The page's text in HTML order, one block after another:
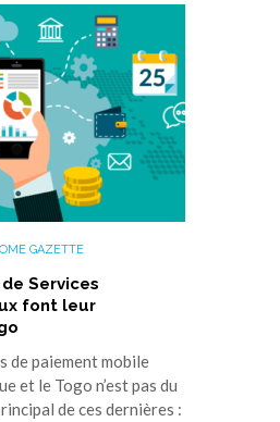
GAZETTE
Services
font leur
paiement mobile
et le Togo n’est pas du
de ces dernières :